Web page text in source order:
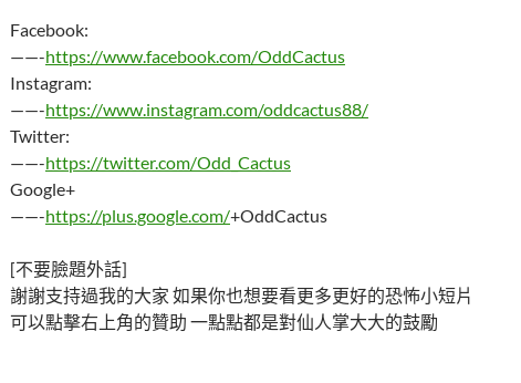
Facebook:
——-https://www.facebook.com/OddCactus
Instagram:
——-https://www.instagram.com/oddcactus88/
Twitter:
——-https://twitter.com/Odd_Cactus
Google+
——-https://plus.google.com/+OddCactus
[不要臉題外話]
謝謝支持過我的大家 如果你也想要看更多更好的恐怖小短片
可以點擊右上角的贊助 一點點都是對仙人掌大大的鼓勵